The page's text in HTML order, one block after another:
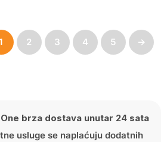
2 3 4 5 →
brza dostava unutar 24 sata
usluge se naplaćuju dodatnih